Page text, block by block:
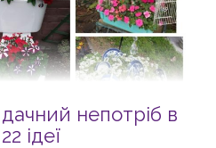
непотріб в
ідеї